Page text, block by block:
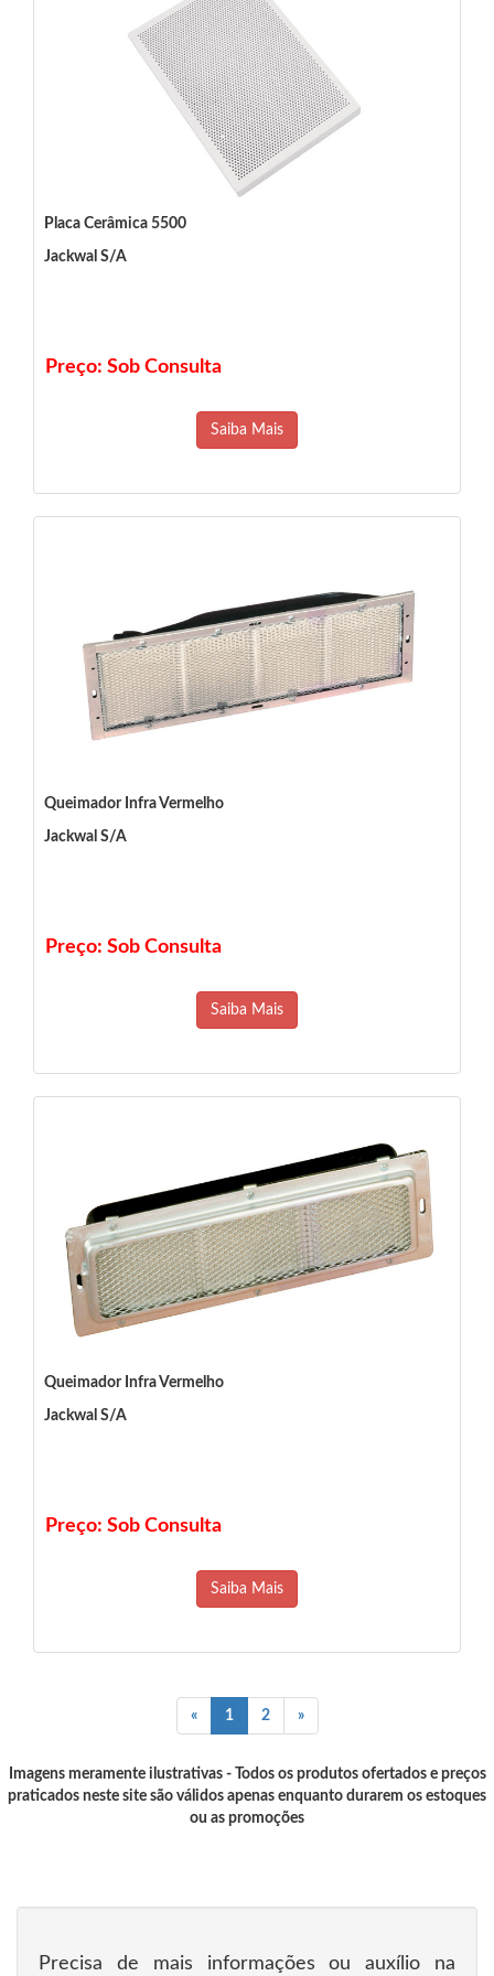
Placa Cerâmica 5500
Jackwal S/A
Preço: Sob Consulta
Saiba Mais
Queimador Infra Vermelho
Jackwal S/A
Preço: Sob Consulta
Saiba Mais
Queimador Infra Vermelho
Jackwal S/A
Preço: Sob Consulta
Saiba Mais
« 1 2 »
Imagens meramente ilustrativas - Todos os produtos ofertados e preços
praticados neste site são válidos apenas enquanto durarem os estoques
ou as promoções
Precisa de mais informações ou auxílio na